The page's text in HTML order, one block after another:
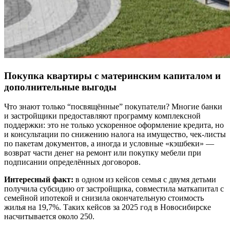
Покупка квартиры с материнским капиталом и
дополнительные выгоды
Что знают только “посвящённые” покупатели? Многие банки
и застройщики предоставляют программу комплексной
поддержки: это не только ускоренное оформление кредита, но
и консультации по снижению налога на имущество, чек-листы
по пакетам документов, а иногда и условные «кэшбеки» —
возврат части денег на ремонт или покупку мебели при
подписании определённых договоров.
Интересный факт: в одном из кейсов семья с двумя детьми
получила субсидию от застройщика, совместила маткапитал с
семейной ипотекой и снизила окончательную стоимость
жилья на 19,7%. Таких кейсов за 2025 год в Новосибирске
насчитывается около 250.